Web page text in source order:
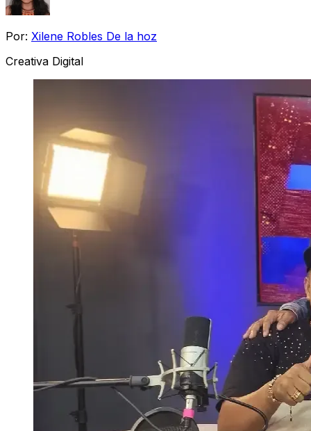
Por: Xilene Robles De la hoz
Creativa Digital